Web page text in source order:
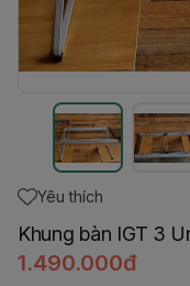
Yêu thích
Khung bàn IGT 3
1.490.000đ